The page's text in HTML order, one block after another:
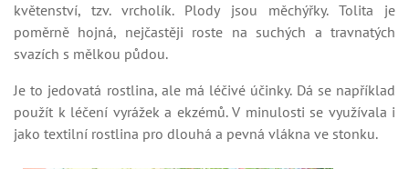
květenství, tzv. vrcholík. Plody jsou měchýřky. Tolita je
poměrně hojná, nejčastěji roste na suchých a travnatých
svazích s mělkou půdou.
Je to jedovatá rostlina, ale má léčivé účinky. Dá se například
použít k léčení vyrážek a ekzémů. V minulosti se využívala i
jako textilní rostlina pro dlouhá a pevná vlákna ve stonku.